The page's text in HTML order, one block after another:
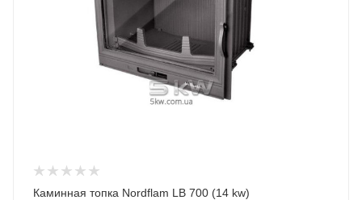
Каминная топка Nordflam LB 700 (14 kw)